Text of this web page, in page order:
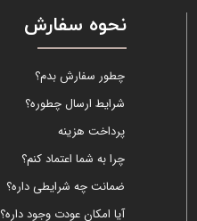
نحوه سفارش
چطور سفارش بدم؟
شرایط ارسال چطوره؟
پرداخت هزینه
چرا به شما اعتماد کنم؟
ضمانت چه شرایطی داره؟
آیا امکان عودت وجود داره؟